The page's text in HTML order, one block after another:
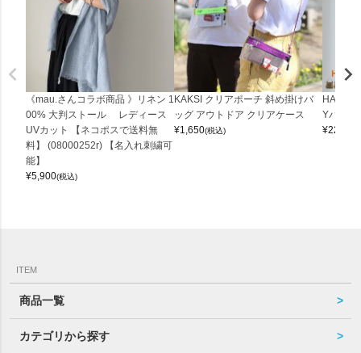
《mau.さんコラボ商品 》リネン 1
00% 大判ストール レディース
UVカット 【ネコポスで送料無
料】 (08000252r) 【名入れ刺繍可
能】
¥5,900(税込)
KAKSI クリアポーチ 斜め掛けバ
ッグ アウトドア クリアケース
¥1,650(税込)
Yバッグ
¥22,000
ITEM
商品一覧
カテゴリから探す